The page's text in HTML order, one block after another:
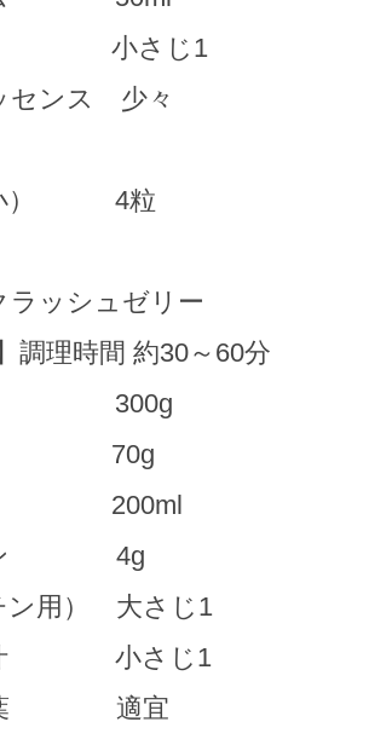
小さじ1
センス 少々
小） 4粒
ッシュゼリー
調理時間 約30～60分
300g
70g
チン 4g
ン用） 大さじ1
汁 小さじ1
葉 適宜